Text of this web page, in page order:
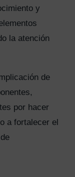
y
la atención
de
por hacer
a fortalecer el